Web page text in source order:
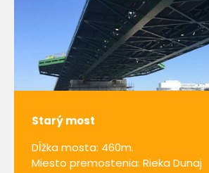
Starý most
Dĺžka mosta: 460m.
Miesto premostenia: Rieka Dunaj